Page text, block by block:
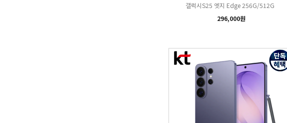
갤럭시S25 엣지 Edge 256G/512G
296,000원